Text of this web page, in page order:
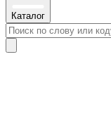
Каталог